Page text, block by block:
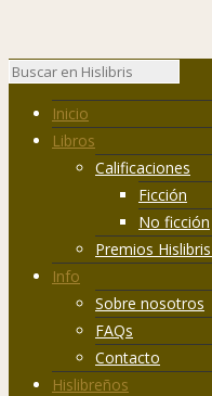
Inicio
Libros
Calificaciones
Ficción
No ficción
Premios
Info
Sobre nosotros
FAQs
Contacto
Hislibreños